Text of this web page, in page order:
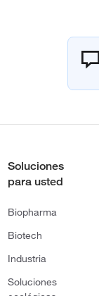
Soluciones
para usted
Biopharma
Biotech
Industria
Soluciones